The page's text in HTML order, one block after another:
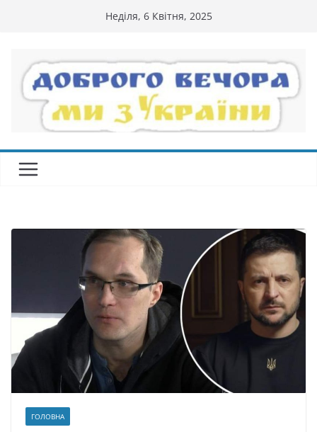
Неділя, 6 Квітня, 2025
ГОЛОВНА